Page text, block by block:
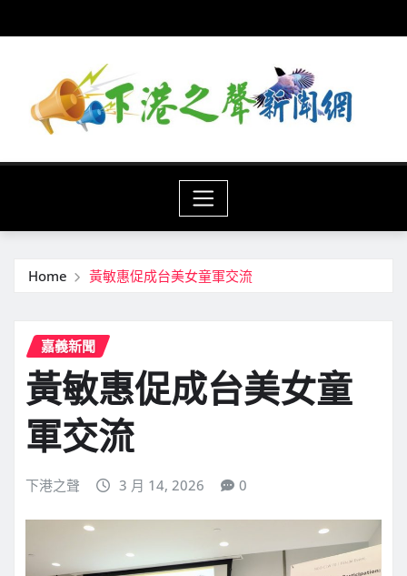
to
Home 黃敏惠促成台美女童軍交流
嘉義新聞
黃敏惠促成台美女童
軍交流
下港之聲 3 月 14, 2026 0